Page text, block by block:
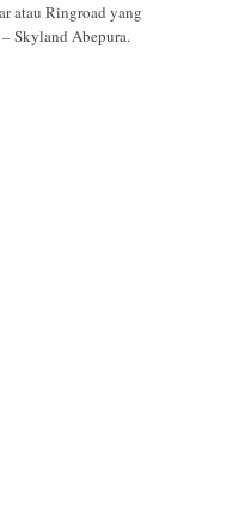
atau Ringroad yang
Skyland Abepura.